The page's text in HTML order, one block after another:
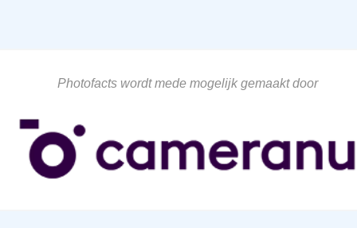
Photofacts wordt mede mogelijk gemaakt door